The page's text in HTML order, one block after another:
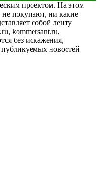
проектом. На этом
не покупают, ни какие
собой ленту
kommersant.ru,
без искажения,
публикуемых новостей